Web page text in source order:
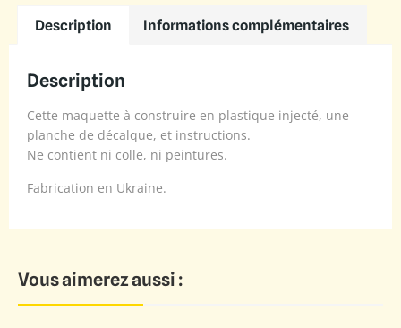
Description Informations complémentaires
Description
Cette maquette à construire en plastique injecté, une
planche de décalque, et instructions.
Ne contient ni colle, ni peintures.
Fabrication en Ukraine.
Vous aimerez aussi :